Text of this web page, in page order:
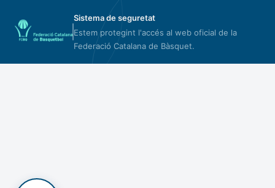
Sistema de seguretat
Estem protegint l'accés al web oficial de la
Federació Catalana de Bàsquet.